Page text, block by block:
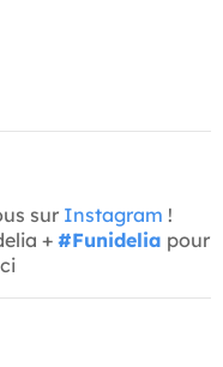
sur Instagram !
+ #Funidelia pour